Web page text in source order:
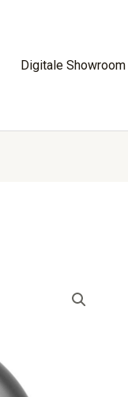
Digitale Showroom